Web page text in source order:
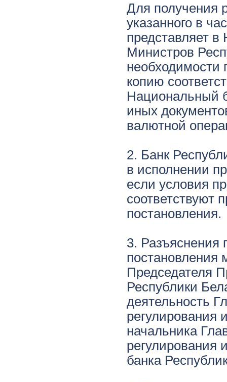
Для получения
указанного в
представляет
Министров
необходимости
копию
Национальный
иных
валютной
2. Банк
в исполнении
если условия
соответствуют
постановления.
3. Разъяснения
постановления
Председателя
Республики
деятельность
регулирования
начальника
регулирования
банка